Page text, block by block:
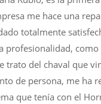
me hace una
totalmente
profesionalidad, como
trato del chaval que
de persona, me ha
que tenía con el